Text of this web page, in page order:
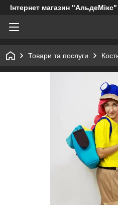
Інтернет магазин
Товари та послуги